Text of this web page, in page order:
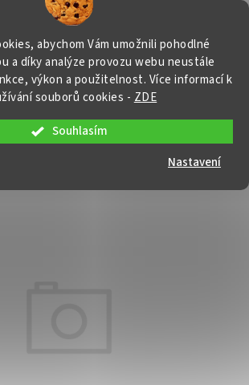
abychom Vám umožnili pohodlné
a díky analýze provozu webu neustále
výkon a použitelnost. Více informací k
souborů cookies - ZDE
Souhlasím
Nastavení
KOŠÍK
12/24BP0204
Banner